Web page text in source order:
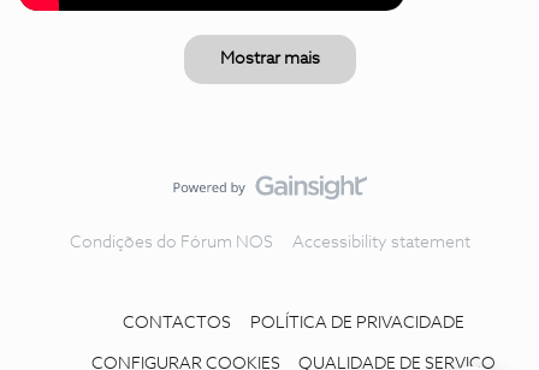
Mostrar mais
Condições do Fórum NOS Accessibility statement
CONTACTOS POLÍTICA DE PRIVACIDADE
CONFIGURAR COOKIES QUALIDADE DE SERVIÇO